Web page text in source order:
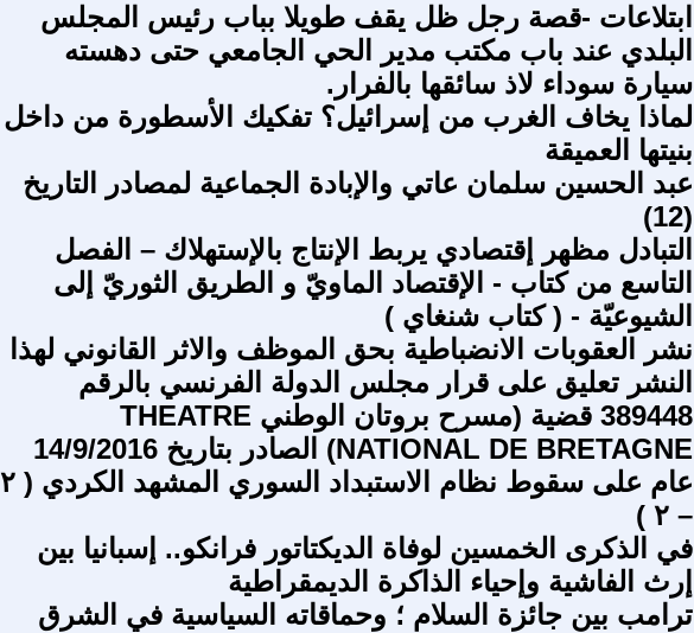
ابتلاعات -قصة رجل ظل يقف طويلا بباب رئيس المجلس
البلدي عند باب مكتب مدير الحي الجامعي حتى دهسته
سيارة سوداء لاذ سائقها بالفرار.
لماذا يخاف الغرب من إسرائيل؟ تفكيك الأسطورة من داخل
بنيتها العميقة
عبد الحسين سلمان عاتي والإبادة الجماعية لمصادر التاريخ
(12)
التبادل مظهر إقتصادي يربط الإنتاج بالإستهلاك – الفصل
التاسع من كتاب - الإقتصاد الماويّ و الطريق الثوريّ إلى
الشيوعيّة - ( كتاب شنغاي )
نشر العقوبات الانضباطية بحق الموظف والاثر القانوني لهذا
النشر تعليق على قرار مجلس الدولة الفرنسي بالرقم
389448 قضية (مسرح بروتان الوطني THEATRE
NATIONAL DE BRETAGNE) الصادر بتاريخ 14/9/2016
عام على سقوط نظام الاستبداد السوري المشهد الكردي ( ٢
– ٢ )
في الذكرى الخمسين لوفاة الديكتاتور فرانكو.. إسبانيا بين
إرث الفاشية وإحياء الذاكرة الديمقراطية
ترامب بين جائزة السلام ؛ وحماقاته السياسية في الشرق